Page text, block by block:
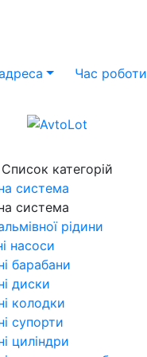
Час роботи
Список категорій
система
система
рідини
насоси
барабани
диски
колодки
супорти
циліндри